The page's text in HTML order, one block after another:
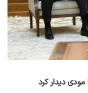
مودی دیدار کرد